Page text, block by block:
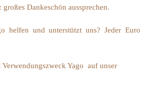
Dankeschön aussprechen.
helfen und unterstützt uns? Jeder Euro
Verwendungszweck Yago auf unser